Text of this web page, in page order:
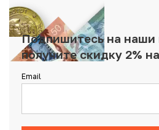
Подпишитесь на наши
получите скидку 2%
Email